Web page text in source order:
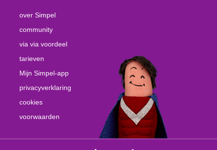
over Simpel
community
via via voordeel
tarieven
Mijn Simpel-app
privacyverklaring
cookies
voorwaarden